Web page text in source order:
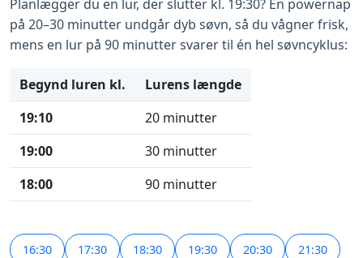
Planlægger du en lur, der slutter kl. 19:30? En powernap
på 20–30 minutter undgår dyb søvn, så du vågner frisk,
mens en lur på 90 minutter svarer til én hel søvncyklus:
Begynd luren kl.
Lurens længde
19:10
20 minutter
19:00
30 minutter
18:00
90 minutter
16:30 17:30 18:30 19:30 20:30 21:30